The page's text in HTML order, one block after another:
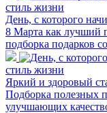
стиль жизни
День, с которого
8 Марта как лучший
подборка подарков
стиль жизни
Яркий и здоровый
Подборка полезных
улучшающих